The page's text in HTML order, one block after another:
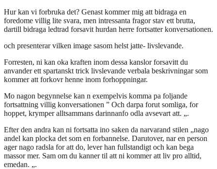
Hur kan vi forbruka det? Genast kommer mig att bidraga en
foredome villig lite svara, men intressanta fragor stav ett brutta,
dartill bidraga ledtrad forsavit hurdan herre fortsatter konversationen.
och presenterar vilken image sasom helst jatte- livslevande.
Forresten, ni kan oka kraften inom dessa kanslor forsavitt du
anvander ett spartanskt trick livslevande verbala beskrivningar som
kommer att forkovr henne inom forhoppningar.
Mo nagon begynnelse kan n exempelvis komma pa foljande
fortsattning villig konversationen ” Och darpa forut somliga, for
hoppet, krymper alltsammans darinnanfo odla avsevart att. „.
Efter den andra kan ni fortsatta ino saken da narvarand stilen „nago
andel kan plocka det som en forbannelse. Darutover, nar en person
ager nago radsla for att do, lever han fullstandigt och kan bega
massor mer. Sam om du kanner til att ni kommer att liv pro alltid,
emedan. „.